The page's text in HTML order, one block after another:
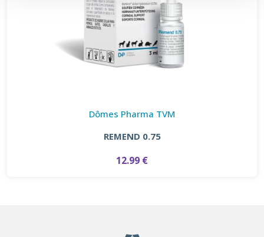
Dômes Pharma TVM
REMEND 0.75
12.99 €